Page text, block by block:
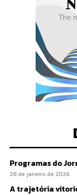
Programas do
28 de janeiro de 2026
A trajetória